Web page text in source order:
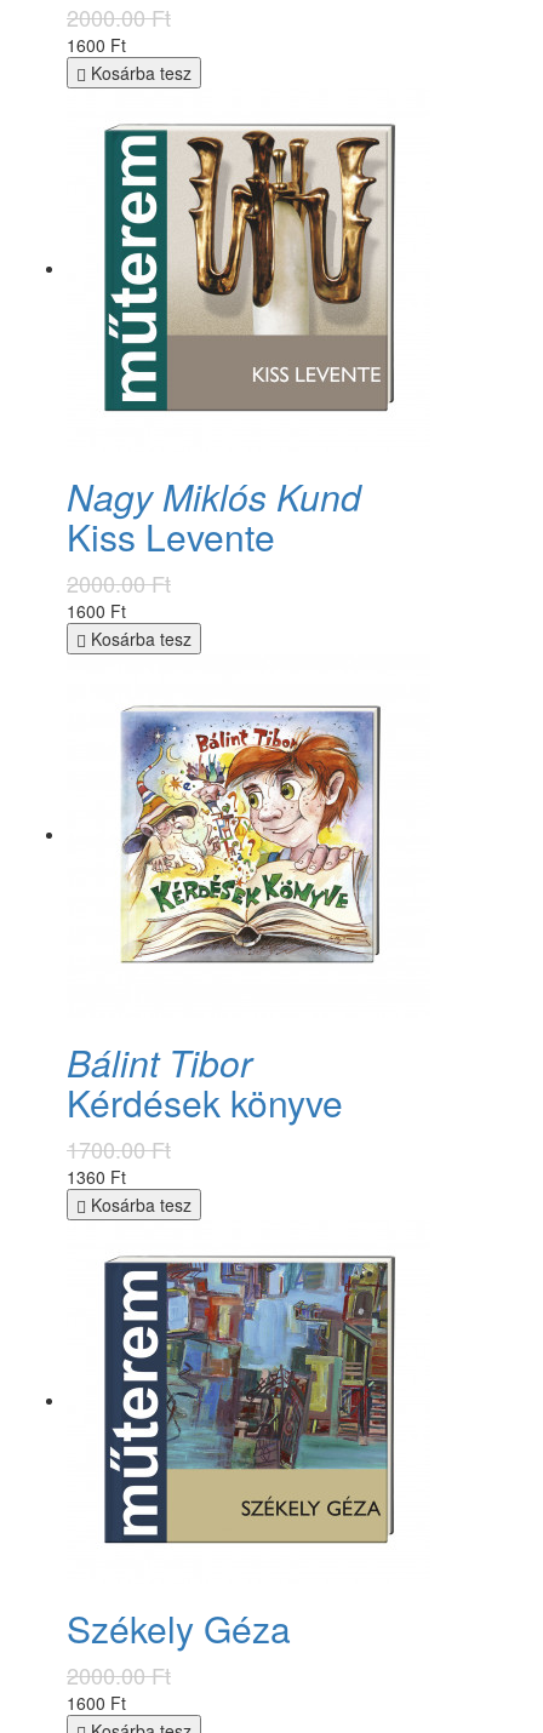
2000.00 Ft
1600 Ft
Kosárba tesz
Nagy Miklós Kund
Kiss Levente
2000.00 Ft
1600 Ft
Kosárba tesz
Bálint Tibor
Kérdések könyve
1700.00 Ft
1360 Ft
Kosárba tesz
Székely Géza
2000.00 Ft
1600 Ft